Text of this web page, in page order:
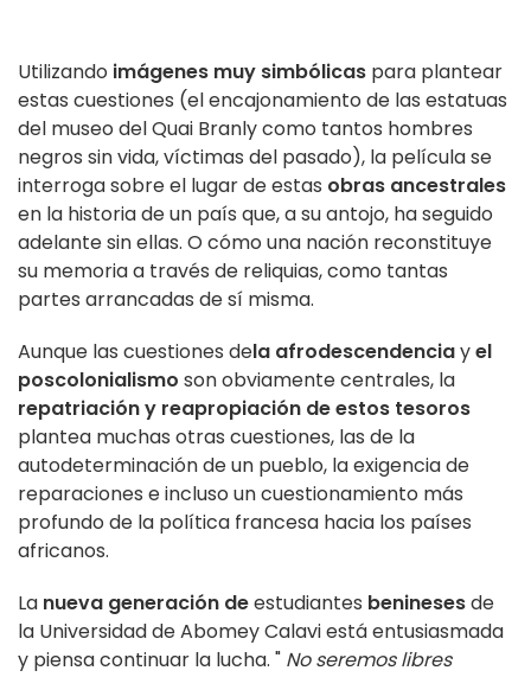
Utilizando imágenes muy simbólicas para plantear
estas cuestiones (el encajonamiento de las estatuas
del museo del Quai Branly como tantos hombres
negros sin vida, víctimas del pasado), la película se
interroga sobre el lugar de estas obras ancestrales
en la historia de un país que, a su antojo, ha seguido
adelante sin ellas. O cómo una nación reconstituye
su memoria a través de reliquias, como tantas
partes arrancadas de sí misma.
Aunque las cuestiones dela afrodescendenciayel
poscolonialismo son obviamente centrales, la
repatriación y reapropiación de estos tesoros
plantea muchas otras cuestiones, las de la
autodeterminación de un pueblo, la exigencia de
reparaciones e incluso un cuestionamiento más
profundo de la política francesa hacia los países
africanos.
La nueva generación deestudiantes beninesesde
la Universidad de Abomey Calavi está entusiasmada
y piensa continuar la lucha. " No seremos libres